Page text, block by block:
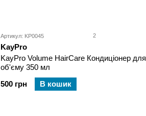
Артикул: KP0045 2
KayPro
KayPro Volume HairCare Кондиціонер для
об'єму 350 мл
500 грн
В кошик